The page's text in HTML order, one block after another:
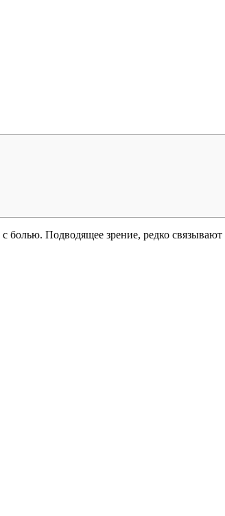
болью. Подводящее зрение, редко